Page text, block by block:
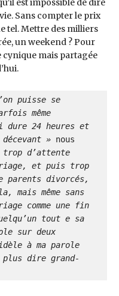
est impossible de dire
Sans compter le prix
tel. Mettre des milliers
un weekend ? Pour
cynique mais partagée
puisse se
même
dure 24 heures et
» nous
d’attente
et puis trop
divorcés,
mais même sans
comme une fin
tout e sa
sur deux
à ma parole
plus dire grand-